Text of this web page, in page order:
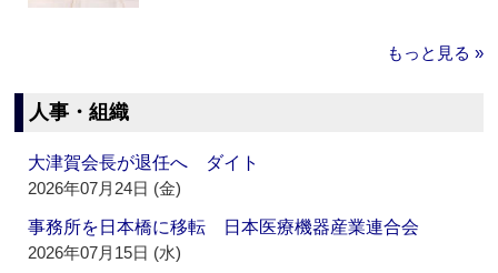
もっと見る »
人事・組織
大津賀会長が退任へ ダイト
2026年07月24日 (金)
事務所を日本橋に移転 日本医療機器産業連合会
2026年07月15日 (水)